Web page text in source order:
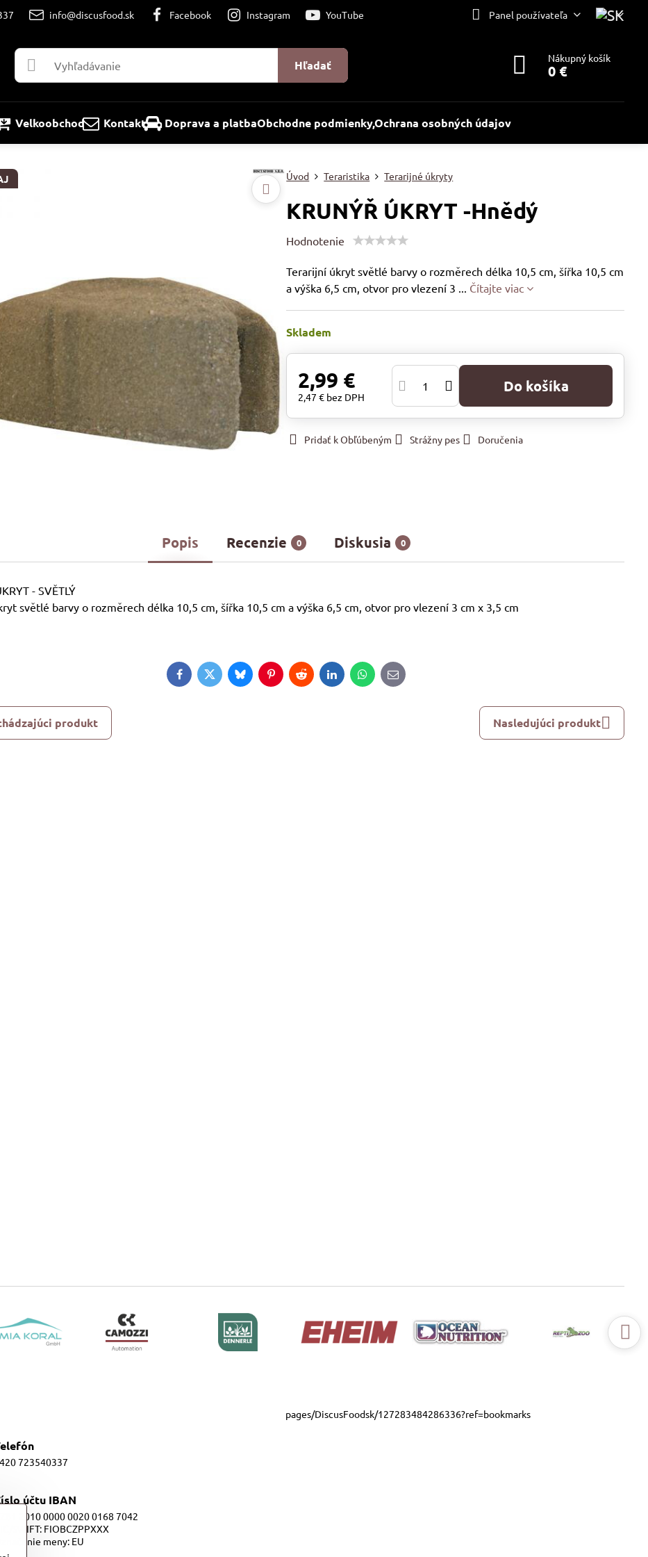
info@discusfood.sk Facebook Instagram YouTube Panel používateľa
Hľadať Nákupný košík
0 €
Velkoobchod Kontakt Doprava a platbaObchodne podmienky,Ochrana osobných údajov
Úvod Teraristika Terarijné úkryty
KRUNÝŘ ÚKRYT -Hnědý
Hodnotenie
Terarijní úkryt světlé barvy o rozměrech délka 10,5 cm, šířka 10,5 cm
a výška 6,5 cm, otvor pro vlezení 3 ... Čítajte viac
Skladem
2,99 €
2,47 € bez DPH
Do košíka
Pridať k Obľúbeným Strážny pes Doručenia
Popis Recenzie 0 Diskusia 0
- SVĚTLÝ
světlé barvy o rozměrech délka 10,5 cm, šířka 10,5 cm a výška 6,5 cm, otvor pro vlezení 3 cm x 3,5 cm
FacebookTwitterBlueskyPinterestRedditLinkedInWhatsApp
E-
mail
produkt Nasledujúci produkt
723540337
účtu IBAN
CZ81 2010 0000 0020 0168 7042
BIC/SWIFT: FIOBCZPPXXX
Označenie meny: EU
pages/DiscusFoodsk/127283484286336?ref=bookmarks